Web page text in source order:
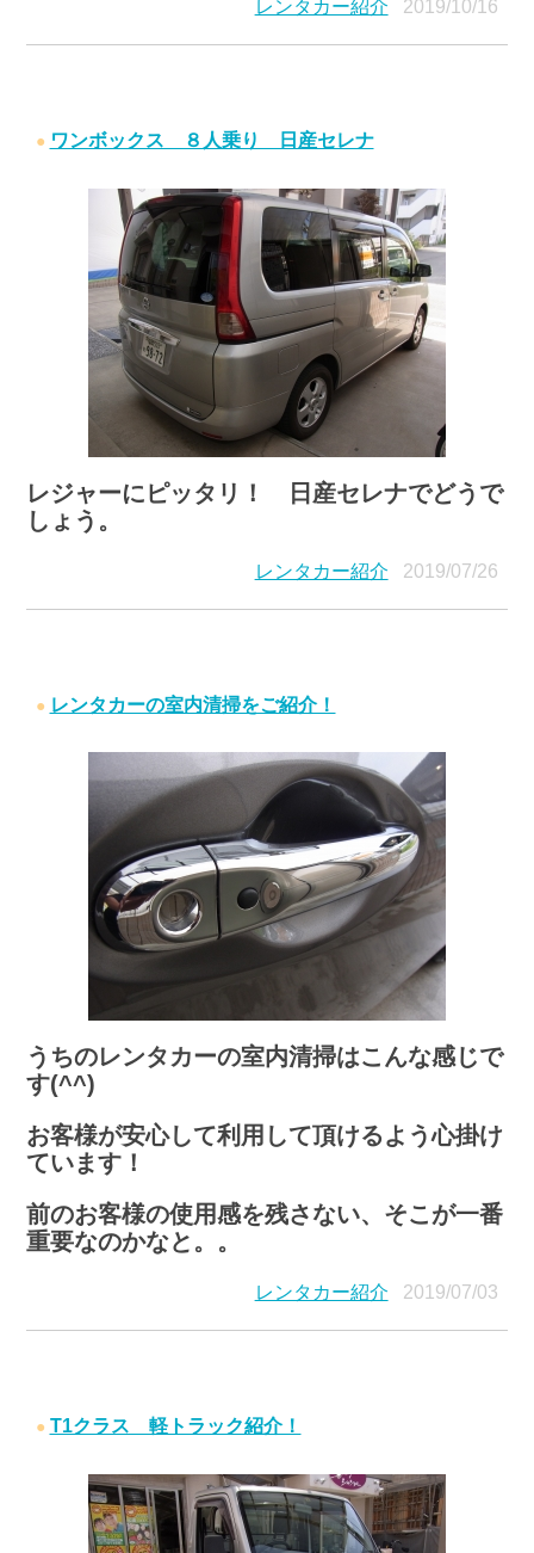
レンタカー紹介 2019/10/16
ワンボックス ８人乗り 日産セレナ
レジャーにピッタリ！ 日産セレナでどうで
しょう。
レンタカー紹介 2019/07/26
レンタカーの室内清掃をご紹介！
うちのレンタカーの室内清掃はこんな感じで
す(^^)
お客様が安心して利用して頂けるよう心掛け
ています！
前のお客様の使用感を残さない、そこが一番
重要なのかなと。。
レンタカー紹介 2019/07/03
T1クラス 軽トラック紹介！